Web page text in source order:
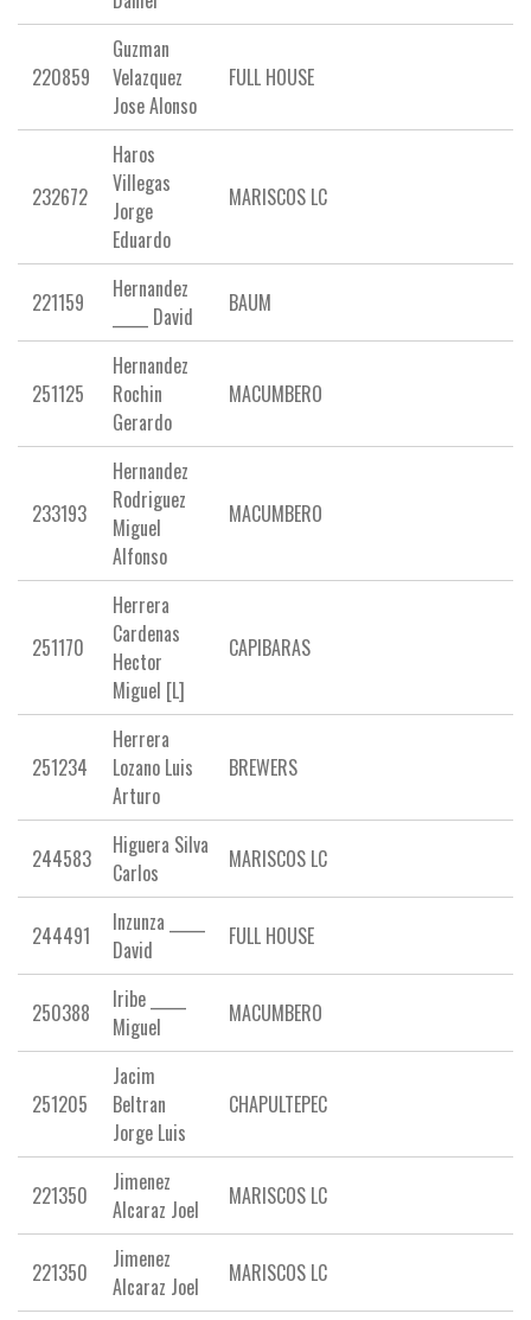
220859
Guzman
Velazquez
Jose Alonso
FULL HOUSE
232672
Haros
Villegas
Jorge
Eduardo
MARISCOS LC
221159
Hernandez
_____ David
BAUM
251125
Hernandez
Rochin
Gerardo
MACUMBERO
233193
Hernandez
Rodriguez
Miguel
Alfonso
MACUMBERO
251170
Herrera
Cardenas
Hector
Miguel [L]
CAPIBARAS
251234
Herrera
Lozano Luis
Arturo
BREWERS
244583
Higuera Silva
Carlos
MARISCOS LC
244491
Inzunza _____
David
FULL HOUSE
250388
Iribe _____
Miguel
MACUMBERO
251205
Jacim
Beltran
Jorge Luis
CHAPULTEPEC
221350
Jimenez
Alcaraz Joel
MARISCOS LC
221350
Jimenez
Alcaraz Joel
MARISCOS LC